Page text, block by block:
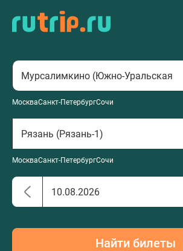
МоскваСанкт-ПетербургСочи
МоскваСанкт-ПетербургСочи
Найти билеты